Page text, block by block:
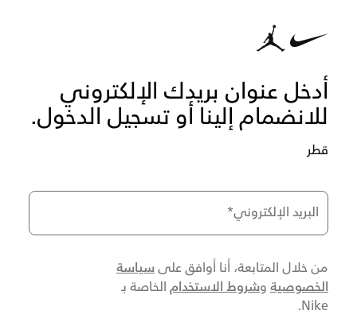
أدخل عنوان بريدك الإلكتروني
للانضمام إلينا أو تسجيل الدخول.
قطر
البريد الإلكتروني*
من خلال المتابعة، أنا أوافق علىسياسة
الخصوصية وشروط الاستخدام الخاصة بـ
Nike.